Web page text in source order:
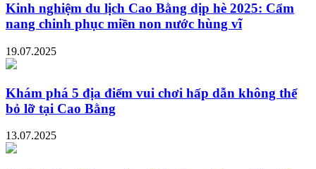
Kinh nghiệm du lịch Cao Bằng dịp hè 2025: Cẩm
nang chinh phục miền non nước hùng vĩ
19.07.2025
Khám phá 5 địa điểm vui chơi hấp dẫn không thể
bỏ lỡ tại Cao Bằng
13.07.2025